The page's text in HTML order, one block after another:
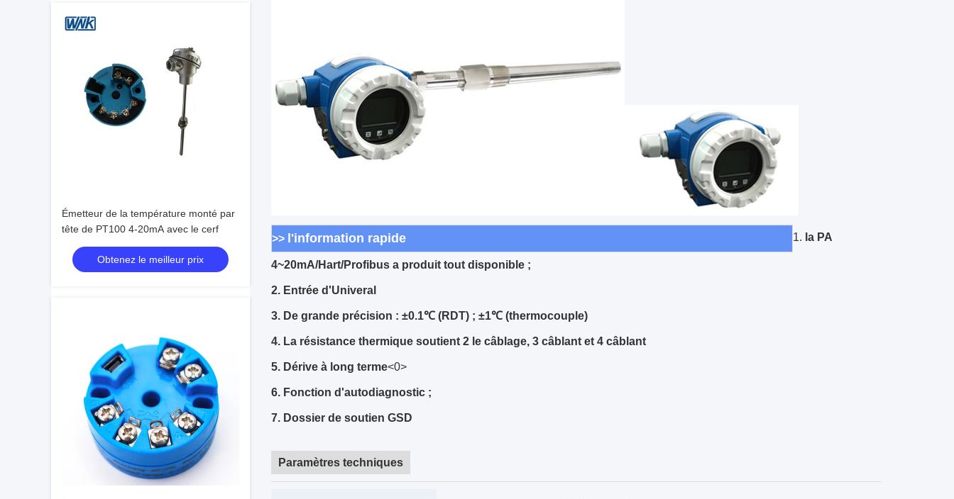
Émetteur de la température monté par
tête de PT100 4-20mA avec le cerf
Obtenez le meilleur prix
>> l'information rapide 1. la PA
4~20mA/Hart/Profibus a produit tout disponible ;
2. Entrée d'Univeral
3. De grande précision : ±0.1℃ (RDT) ; ±1℃ (thermocouple)
4. La résistance thermique soutient 2 le câblage, 3 câblant et 4 câblant
5. Dérive à long terme<0>
6. Fonction d'autodiagnostic ;
7. Dossier de soutien GSD
Paramètres techniques